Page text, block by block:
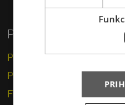
Privatni korisnici
Pismo
Paket
Financijske usluge